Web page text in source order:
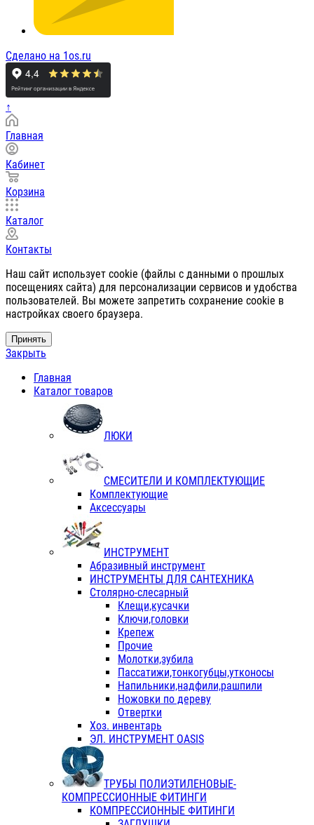
Сделано на 1os.ru
↑
Главная
Кабинет
Корзина
Каталог
Контакты
Наш сайт использует cookie (файлы с данными о прошлых
посещениях сайта) для персонализации сервисов и удобства
пользователей. Вы можете запретить сохранение cookie в
настройках своего браузера.
Принять
Закрыть
Главная
Каталог товаров
ЛЮКИ
СМЕСИТЕЛИ И КОМПЛЕКТУЮЩИЕ
Комплектующие
Аксессуары
ИНСТРУМЕНТ
Абразивный инструмент
ИНСТРУМЕНТЫ ДЛЯ САНТЕХНИКА
Столярно-слесарный
Клещи,кусачки
Ключи,головки
Крепеж
Прочие
Молотки,зубила
Пассатижи,тонкогубцы,утконосы
Напильники,надфили,рашпили
Ножовки по дереву
Отвертки
Хоз. инвентарь
ЭЛ. ИНСТРУМЕНТ OASIS
ТРУБЫ ПОЛИЭТИЛЕНОВЫЕ-
КОМПРЕССИОННЫЕ ФИТИНГИ
КОМПРЕССИОННЫЕ ФИТИНГИ